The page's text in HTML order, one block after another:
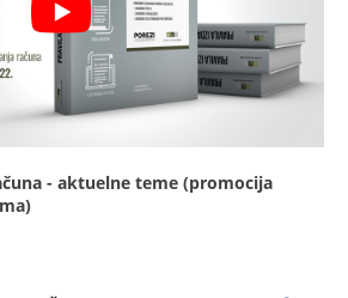
- aktuelne teme (promocija